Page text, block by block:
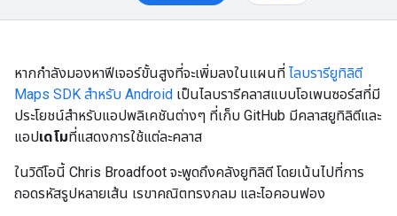
หากกำลังมองหาฟีเจอร์ขั้นสูงที่จะเพิ่มลงในแผนที่ ไลบรารียูทิลิตี
Maps SDK สำหรับ Android เป็นไลบรารีคลาสแบบโอเพนซอร์สที่มี
ประโยชน์สําหรับแอปพลิเคชันต่างๆ ที่เก็บ GitHub มีคลาสยูทิลิตีและ
แอปเดโมที่แสดงการใช้แต่ละคลาส
ในวิดีโอนี้ Chris Broadfoot จะพูดถึงคลังยูทิลิตี โดยเน้นไปที่การ
ถอดรหัสรูปหลายเส้น เรขาคณิตทรงกลม และไอคอนฟอง